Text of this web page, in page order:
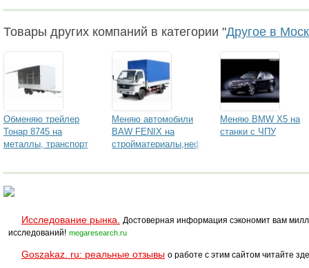
Товары других компаний в категории "Другое в
Обменяю трейлер
Тонар 8745 на
металлы, транспорт
Меняю автомобили
BAW FENIX на
стройматериалы,нефть
Меняю BMW X5 на
станки с ЧПУ
Исследование рынка.
Достоверная информация сэкономит вам
исследований! megaresearch.ru
Goszakaz. ru: реальные отзывы о работе с этим сайтом читайте